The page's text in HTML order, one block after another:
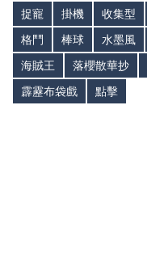
捉寵
掛機 收集型
格鬥
棒球 水墨風
海賊王
落櫻散華抄
霹靂布袋戲
點擊